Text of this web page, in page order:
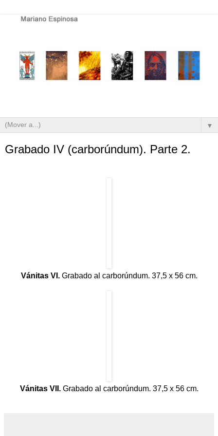
▼
Grabado IV (carborúndum). Parte 2.
Vánitas VI.Grabado al carborúndum. 37,5 x 56 cm.
Vánitas VII.Grabado al carborúndum. 37,5 x 56 cm.